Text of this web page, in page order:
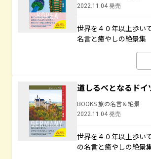
2022.11.04 発売
世界を４０年以上歩い
名言と癒やしの絶景集
道しるべとなるド
BOOKS 旅の名言＆絶景
2022.11.04 発売
世界を４０年以上歩い
の名言と癒やしの絶景